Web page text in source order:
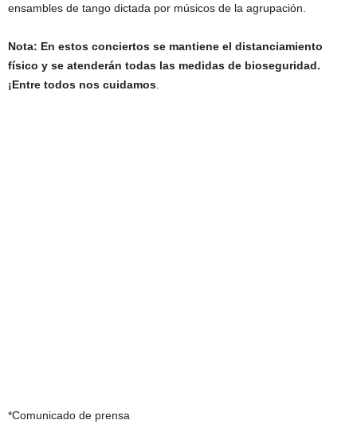
ensambles de tango dictada por músicos de la agrupación.
Nota: En estos conciertos se mantiene el distanciamiento
físico y se atenderán todas las medidas de bioseguridad.
¡Entre todos nos cuidamos
*Comunicado de prensa